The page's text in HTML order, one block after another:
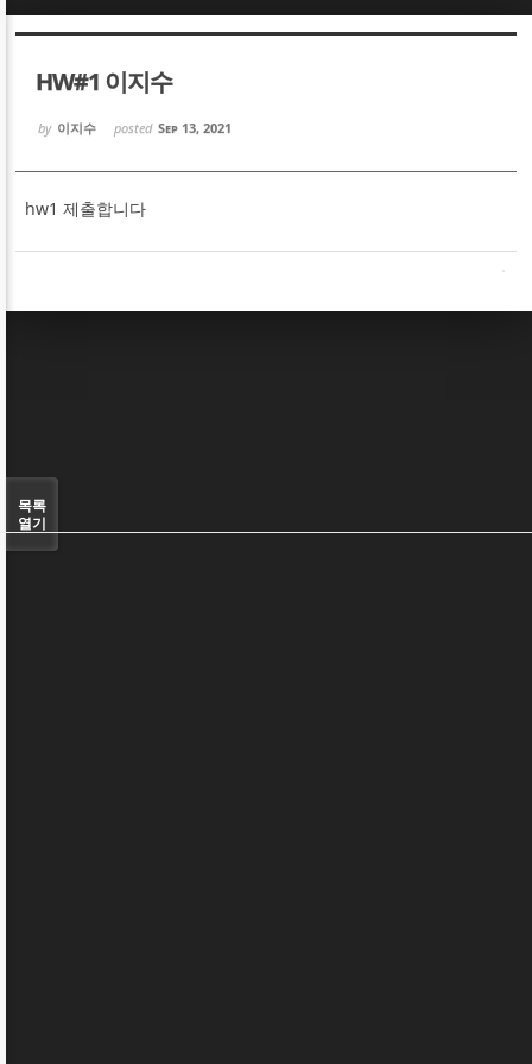
HW#1 이지수
by 이지수 posted Sep 13, 2021
hw1 제출합니다
목록
열기
Sketchbook5, 스케치북5
Sketchbook5, 스케치북5
Sketchbook5, 스케치북5
Sketchbook5, 스케치북5